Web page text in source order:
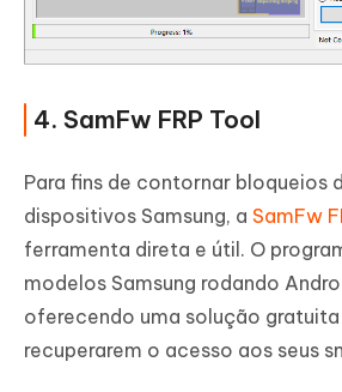
4. SamFw FRP Tool
Para fins de contornar bloqueios
dispositivos Samsung, a SamFw
ferramenta direta e útil. O
modelos Samsung rodando
oferecendo uma solução gratuita
recuperarem o acesso aos seus